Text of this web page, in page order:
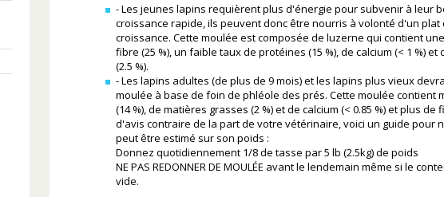
- Les jeunes lapins requièrent plus d'énergie pour subvenir à leur
croissance rapide, ils peuvent donc être nourris à volonté d'un plat
croissance. Cette moulée est composée de luzerne qui contient
fibre (25 %), un faible taux de protéines (15 %), de calcium (< 1 %)
(2.5 %).
- Les lapins adultes (de plus de 9 mois) et les lapins plus vieux
moulée à base de foin de phléole des prés. Cette moulée contient
(14 %), de matières grasses (2 %) et de calcium (< 0.85 %) et plus de
d'avis contraire de la part de votre vétérinaire, voici un guide pour
peut être estimé sur son poids :
Donnez quotidiennement 1/8 de tasse par 5 lb (2.5kg) de poids
NE PAS REDONNER DE MOULÉE avant le lendemain même si le
vide.